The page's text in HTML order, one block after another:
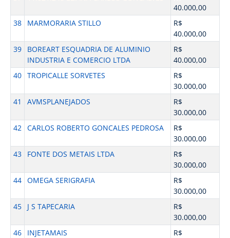
40.000,00
38
MARMORARIA STILLO
R$
40.000,00
39
BOREART ESQUADRIA DE ALUMINIO
INDUSTRIA E COMERCIO LTDA
R$
40.000,00
40 TROPICALLE SORVETES
R$
30.000,00
41
AVMSPLANEJADOS
R$
30.000,00
42 CARLOS ROBERTO GONCALES PEDROSA
R$
30.000,00
43
FONTE DOS METAIS LTDA
R$
30.000,00
44 OMEGA SERIGRAFIA
R$
30.000,00
45
J S TAPECARIA
R$
30.000,00
46
INJETAMAIS
R$